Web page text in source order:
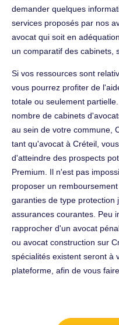
demander quelques
services proposés par nos
avocat qui soit en
un comparatif des cabinets,
Si vos ressources sont
vous pourrez profiter de
totale ou seulement
nombre de cabinets
au sein de votre commune,
tant qu'avocat à Créteil,
d'atteindre des prospects
Premium. Il n'est pas
proposer un
garanties de type protection
assurances courantes. Peu
rapprocher d'un avocat
ou avocat construction sur
spécialités existent seront à
plateforme, afin de vous